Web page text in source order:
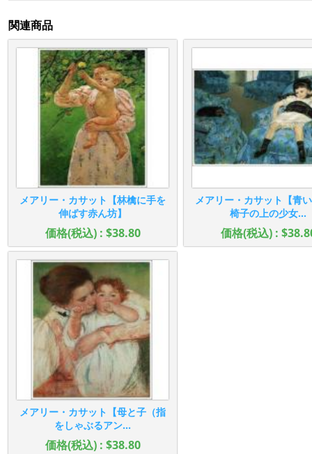
関連商品
メアリー・カサット【林檎に手を
伸ばす赤ん坊】
価格(税込) : $38.80
メアリー・カサット【青
椅子の上の少女...
価格(税込) :
メアリー・カサット【母と子（指
をしゃぶるアン...
価格(税込) : $38.80